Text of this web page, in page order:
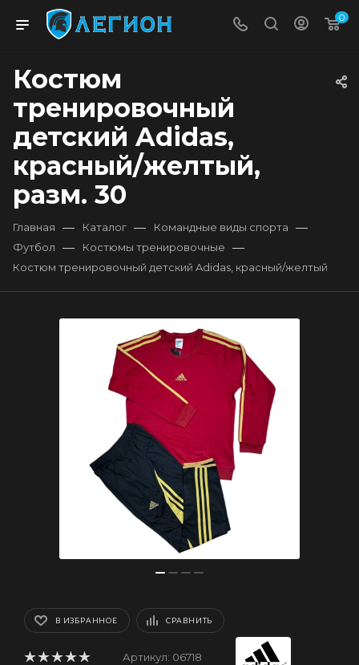
0
Костюм
тренировочный
детский Adidas,
красный/желтый,
разм. 30
Главная — Каталог — Командные виды спорта —
Футбол — Костюмы тренировочные —
Костюм тренировочный детский Adidas, красный/желтый
В ИЗБРАННОЕ СРАВНИТЬ
Артикул: 06718